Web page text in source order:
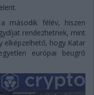
második félév, hiszen
rendezhetnek, mint
elképzelhető, hogy Katar
európai beugró